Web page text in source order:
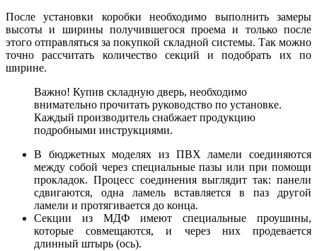
После установки коробки необходимо выполнить замеры
высоты и ширины получившегося проема и только после
этого отправляться за покупкой складной системы. Так можно
точно рассчитать количество секций и подобрать их по
ширине.
Важно! Купив складную дверь, необходимо
внимательно прочитать руководство по установке.
Каждый производитель снабжает продукцию
подробными инструкциями.
В бюджетных моделях из ПВХ ламели соединяются
между собой через специальные пазы или при помощи
прокладок. Процесс соединения выглядит так: панели
сдвигаются, одна ламель вставляется в паз другой
ламели и протягивается до конца.
Секции из МДФ имеют специальные проушины,
которые совмещаются, и через них продевается
длинный штырь (ось).